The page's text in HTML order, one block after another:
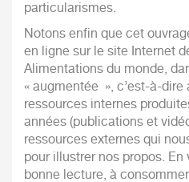
particularismes.
Notons enfin que cet
en ligne sur le site Internet
Alimentations du monde,
« augmentée », c’est-à-dire
ressources internes
années (publications et
ressources externes qui
pour illustrer nos propos.
bonne lecture, à